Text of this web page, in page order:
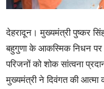
देहरादून। मुख्यमंत्री पुष्कर सिंह
बहुगुणा के आकस्मिक निधन
परिजनों को शोक सांत्वना
मुख्यमंत्री ने दिवंगत की